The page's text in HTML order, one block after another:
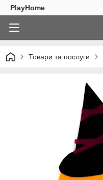
PlayHome
Товари та послуги